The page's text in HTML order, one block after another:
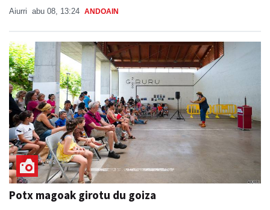
Aiurri abu 08, 13:24 ANDOAIN
Potx magoak girotu du goiza